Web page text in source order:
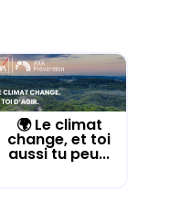
🌍 Le climat
change, et toi
aussi tu peu...